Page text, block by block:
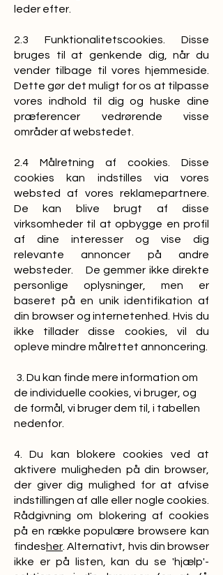
leder efter.
2.3 Funktionalitetscookies. Disse
bruges til at genkende dig, når du
vender tilbage til vores hjemmeside.
Dette gør det muligt for os at tilpasse
vores indhold til dig og huske dine
præferencer vedrørende visse
områder af webstedet.
2.4 Målretning af cookies. Disse
cookies kan indstilles via vores
websted af vores reklamepartnere.
De kan blive brugt af disse
virksomheder til at opbygge en profil
af dine interesser og vise dig
relevante annoncer på andre
websteder. De gemmer ikke direkte
personlige oplysninger, men er
baseret på en unik identifikation af
din browser og internetenhed. Hvis du
ikke tillader disse cookies, vil du
opleve mindre målrettet annoncering.
3. Du kan finde mere information om
de individuelle cookies, vi bruger, og
de formål, vi bruger dem til, i tabellen
nedenfor.
4. Du kan blokere cookies ved at
aktivere muligheden på din browser,
der giver dig mulighed for at afvise
indstillingen af alle eller nogle cookies.
Rådgivning om blokering af cookies
på en række populære browsere kan
findesher . Alternativt, hvis din browser
ikke er på listen, kan du se 'hjælp'-